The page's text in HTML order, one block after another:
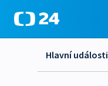
Hlavní události